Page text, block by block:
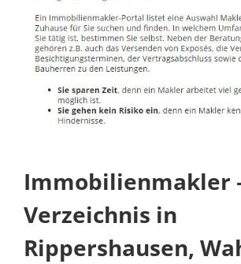
Immobilienmakler
Verzeichnis in
Rippershausen,